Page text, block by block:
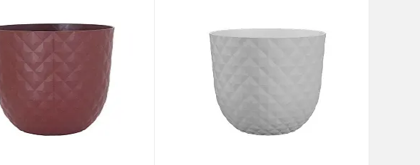
Маленькие